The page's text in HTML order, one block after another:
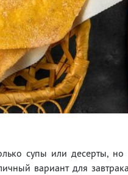
супы или десерты,
вариант для